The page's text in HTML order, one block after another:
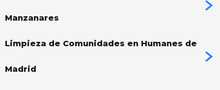
Manzanares
Limpieza de Comunidades en Humanes de
Madrid